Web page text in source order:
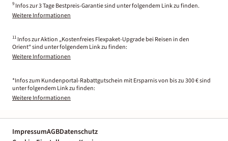
9 Infos zur 3 Tage Bestpreis-Garantie sind unter folgendem Link zu finden.
Weitere Informationen
11 Infos zur Aktion „Kostenfreies Flexpaket-Upgrade bei Reisen in den
Orient“ sind unter folgendem Link zu finden:
Weitere Informationen
*Infos zum Kundenportal-Rabattgutschein mit Ersparnis von bis zu 300 € sind
unter folgendem Link zu finden:
Weitere Informationen
ImpressumAGBDatenschutz